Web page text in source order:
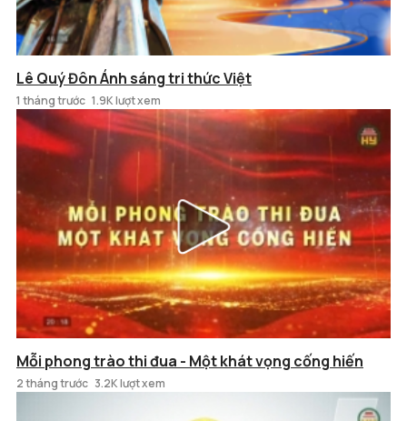
Lê Quý Đôn Ánh sáng tri thức Việt
1 tháng trước 1.9K lượt xem
Mỗi phong trào thi đua - Một khát vọng cống hiến
2 tháng trước 3.2K lượt xem